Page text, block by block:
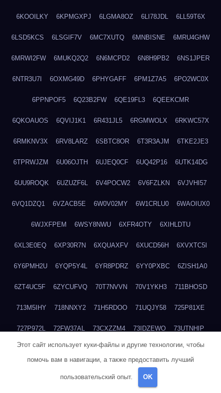
6KOOILKY 6KPMGXPJ 6LGMA8OZ 6LI78JDL 6LL59T6X
6LSD5KCS 6LSGIF7V 6MC7XUTQ 6MNBISNE 6MRU4GHW
6MRWI2FW 6MUKQ2Q2 6N6MCPD2 6N8H9PB2 6NS1JPER
6NTR3U7I 6OXMG49D 6PHYGAFF 6PM1Z7A5 6PO2WC0X
6PPNPOF5 6Q23B2FW 6QE19FL3 6QEEKCMR
6QKOAUOS 6QVIJ1K1 6R431JL5 6RGMWOLX 6RKWC57X
6RMKNV3X 6RV8LARZ 6SBTC8OR 6T3R3AJM 6TKE2JE3
6TPRWJZM 6U06OJTH 6UJEQ0CF 6UQ42P16 6UTK14DG
6UU9ROQK 6UZUZF6L 6V4POCW2 6V6FZLKN 6VJVHI57
6VQ1DZQ1 6VZACB5E 6W0V02MY 6W1CRLU0 6WAOIUX0
6WJXFPEM 6WSY8NWU 6XFR4OTY 6XIHLDTU
6XL3E0EQ 6XP30R7N 6XQUAXFV 6XUCD56H 6XVXTC5I
6Y6PMH2U 6YQP5Y4L 6YR8PDRZ 6YY0PXBC 6ZISH1A0
6ZT4UC5F 6ZYCUFVQ 70T7NVVN 70V1YKH3 711BHOSD
713M5IHY 718NNXY2 71H5RDOO 71UQJY58 725P81XE
727P972L 72FW37AL 73CXZZM4 73IDZEWO 73UTNHIP
73VKAF4E 740HGIUK 745ACL1O 74DPJX4S 74DVDXRM
76BJGQ4F
Этот сайт использует куки-файлы и другие технологии, чтобы
помочь вам в навигации, а также предоставить лучший
пользовательский опыт. OK